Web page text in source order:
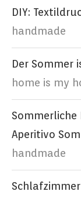
DIY:
handmade
Der Sommer
home is my
Sommerliche
Aperitivo
handmade